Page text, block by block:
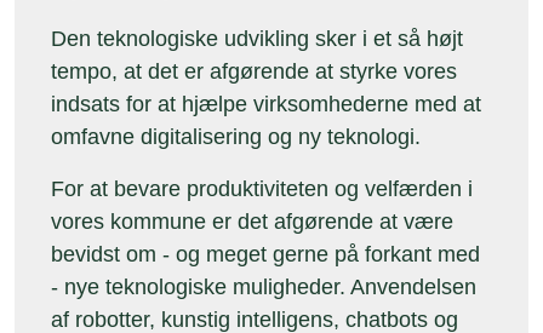
Den teknologiske udvikling sker i et så højt
tempo, at det er afgørende at styrke vores
indsats for at hjælpe virksomhederne med at
omfavne digitalisering og ny teknologi.
For at bevare produktiviteten og velfærden i
vores kommune er det afgørende at være
bevidst om - og meget gerne på forkant med
- nye teknologiske muligheder. Anvendelsen
af robotter, kunstig intelligens, chatbots og